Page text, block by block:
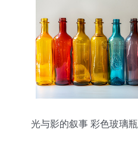
光与影的叙事 彩色玻璃